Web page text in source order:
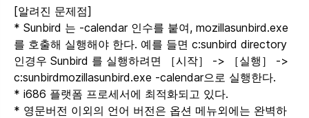
[알려진 문제점]
* Sunbird 는 -calendar 인수를 붙여, mozillasunbird.exe
를 호출해 실행해야 한다. 예를 들면 c:sunbird directory
인경우 Sunbird 를 실행하려면 ［시작］ -> ［실행］ ->
c:sunbirdmozillasunbird.exe -calendar으로 실행한다.
* i686 플랫폼 프로세서에 최적화되고 있다.
* 영문버전 이외의 언어 버전은 옵션 메뉴외에는 완벽하